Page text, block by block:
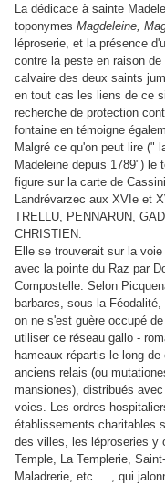
La dédicace à sainte
toponymes Magdeleine,
léproserie, et la présence
contre la peste en raison
calvaire des deux saints
en tout cas les liens de ce
recherche de protection
fontaine en témoigne
Malgré ce qu'on peut lire ("
Madeleine depuis 1789") le
figure sur la carte de
Landrévarzec aux XVIe et
TRELLU, PENNARUN,
CHRISTIEN.
Elle se trouverait sur la
avec la pointe du Raz par
Compostelle. Selon
barbares, sous la
on ne s'est guère occupé
utiliser ce réseau gallo -
hameaux répartis le long
anciens relais (ou
mansiones), distribués
voies. Les ordres
établissements charitables
des villes, les léproseries y
Temple, La Templerie,
Maladrerie, etc ... , qui